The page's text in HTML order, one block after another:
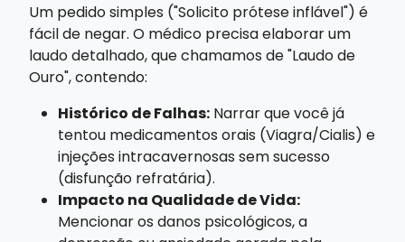
Um pedido simples ("Solicito prótese inflável") é
fácil de negar. O médico precisa elaborar um
laudo detalhado, que chamamos de "Laudo de
Ouro", contendo:
Histórico de Falhas: Narrar que você já
tentou medicamentos orais (Viagra/Cialis) e
injeções intracavernosas sem sucesso
(disfunção refratária).
Impacto na Qualidade de Vida:
Mencionar os danos psicológicos, a